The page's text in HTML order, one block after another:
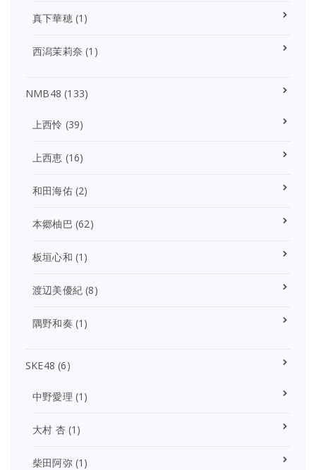
真下華穂(1)
西潟茉莉奈 (1)
NMB48 (133)
上西怜 (39)
上西恵 (16)
和田海佑(2)
本郷柚巴 (62)
板垣心和 (1)
渡辺美優紀 (8)
隅野和奏 (1)
SKE48 (6)
中野愛理 (1)
大村 杏(1)
柴田阿弥(1)